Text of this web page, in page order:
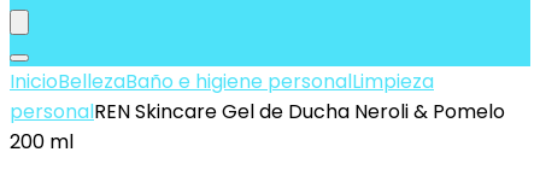
InicioBellezaBaño e higiene personalLimpieza
personalREN Skincare Gel de Ducha Neroli & Pomelo
200 ml